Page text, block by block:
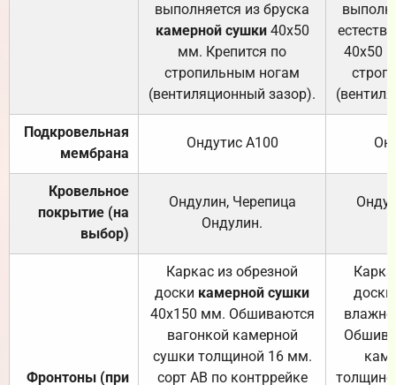
выполняется из бруска
камерной сушки40х50
мм. Крепится по
стропильным ногам
(вентиляционный зазор).
40х50
Подкровельная
мембрана
Ондутис А100
Кровельное
покрытие (на
выбор)
Ондулин, Черепица
Ондулин.
Фронтоны (при
Каркас из обрезной
доски камерной сушки
40х150 мм. Обшиваются
вагонкой камерной
сушки толщиной 16 мм.
сорт АВ по контррейке
доски